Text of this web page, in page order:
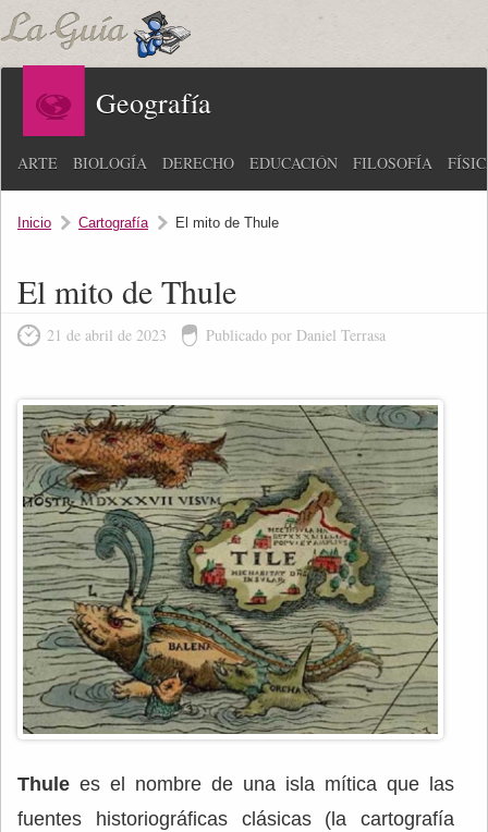
Geografía
ARTE BIOLOGÍA DERECHO EDUCACIÓN FILOSOFÍA
Inicio Cartografía El mito de Thule
El mito de Thule
21 de abril de 2023 Publicado por Daniel Terrasa
Thule es el nombre de una isla mítica que las
fuentes historiográficas clásicas (la cartografía